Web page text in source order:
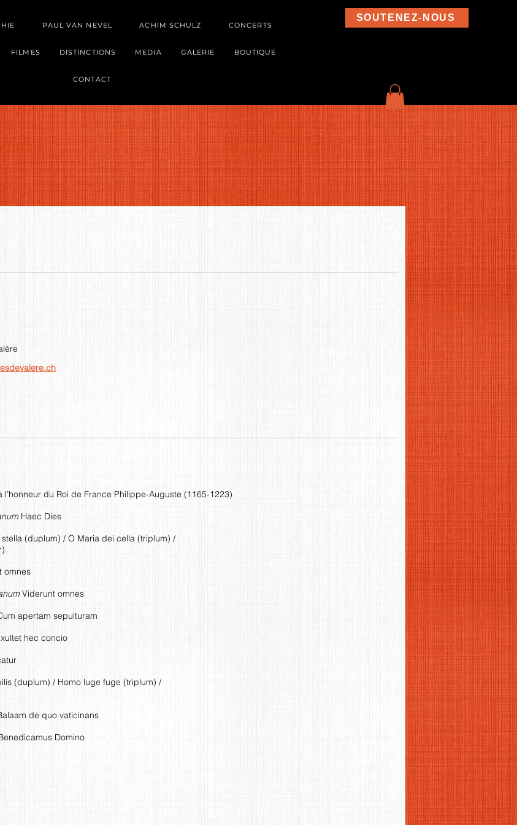
PAUL VAN NEVEL ACHIM SCHULZ CONCERTS
FILMES DISTINCTIONS MEDIA GALERIE BOUTIQUE
CONTACT
SOUTENEZ-NOUS
l’honneur du Roi de France Philippe-Auguste (1165-1223)
Haec Dies
(duplum) / O Maria dei cella (triplum) /
omnes
Viderunt omnes
apertam sepulturam
hec concio
(duplum) / Homo luge fuge (triplum) /
de quo vaticinans
Domino